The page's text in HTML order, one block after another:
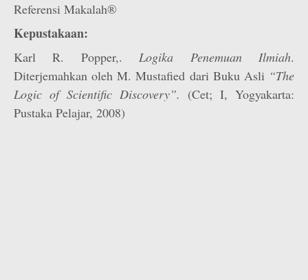
Referensi Makalah®
Kepustakaan:
Karl R. Popper,.Logika Penemuan Ilmiah.
Diterjemahkan oleh M. Mustafied dari Buku Asli “The
Logic of Scientific Discovery”. (Cet; I, Yogyakarta:
Pustaka Pelajar, 2008)